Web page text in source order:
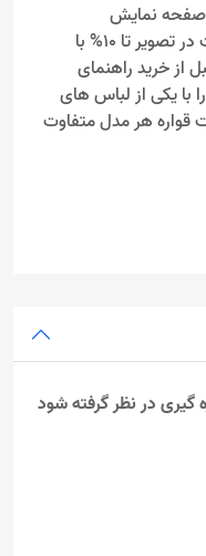
صفحه نمایش
دستگاه‌های مختلف، رنگ محصولات در تصویر تا 10% با
از خرید راهنمای
با یکی از لباس های
قواره هر مدل متفاوت
گیری در نظر گرفته شود